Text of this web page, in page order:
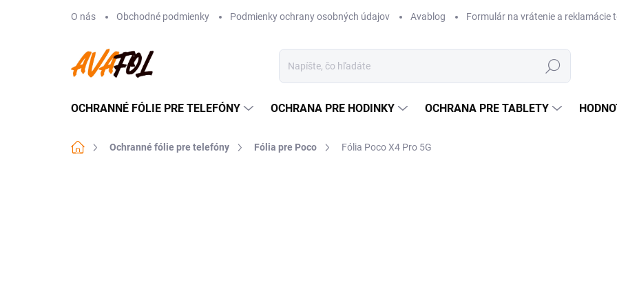
O nás Obchodné podmienky Podmienky ochrany osobných údajov Avablog Formulár na vrátenie a reklamácie
Hľadať
OCHRANNÉ FÓLIE PRE TELEFÓNY OCHRANA PRE HODINKY OCHRANA PRE TABLETY
DomovOchranné fólie pre telefóny Fólia pre Poco Fólia Poco X4 Pro 5G